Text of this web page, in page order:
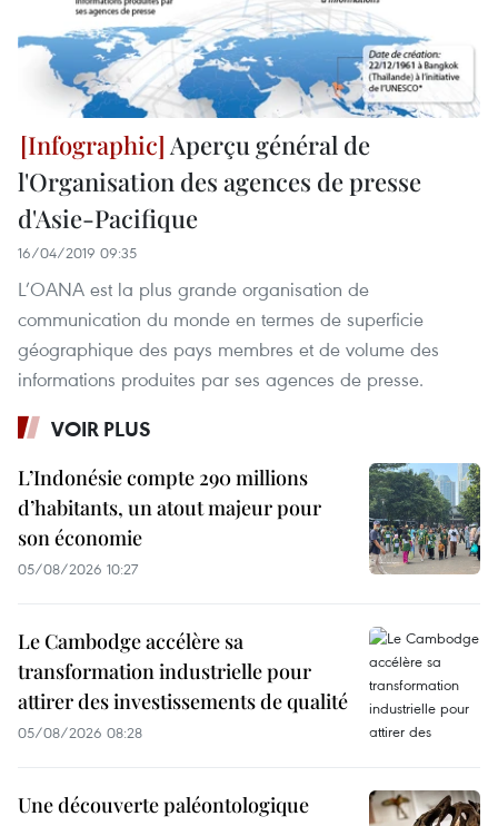
Aperçu général de
l'Organisation des agences de presse
d'Asie-Pacifique
16/04/2019 09:35
L’OANA est la plus grande organisation de
communication du monde en termes de superficie
géographique des pays membres et de volume des
informations produites par ses agences de presse.
VOIR PLUS
L’Indonésie compte 290 millions
d’habitants, un atout majeur pour
son économie
05/08/2026 10:27
Le Cambodge accélère sa
transformation industrielle pour
attirer des investissements de qualité
05/08/2026 08:28
Une découverte paléontologique